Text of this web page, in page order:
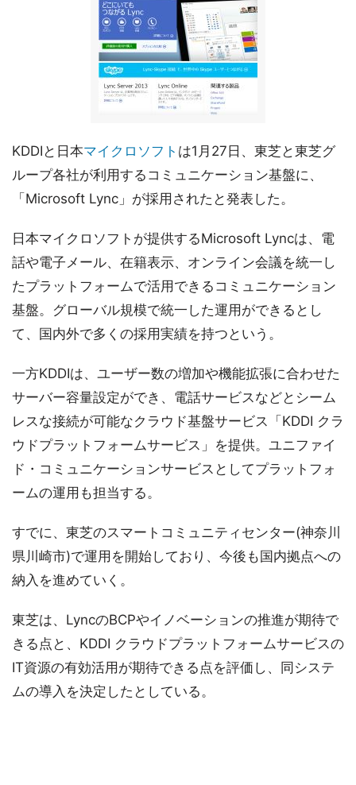
KDDIと日本マイクロソフト は1月27日、東芝と東芝グ
ループ各社が利用するコミュニケーション基盤に、
「Microsoft Lync」が採用されたと発表した。
日本マイクロソフトが提供するMicrosoft Lyncは、電
話や電子メール、在籍表示、オンライン会議を統一し
たプラットフォームで活用できるコミュニケーション
基盤。グローバル規模で統一した運用ができるとし
て、国内外で多くの採用実績を持つという。
一方KDDIは、ユーザー数の増加や機能拡張に合わせた
サーバー容量設定ができ、電話サービスなどとシーム
レスな接続が可能なクラウド基盤サービス「KDDI クラ
ウドプラットフォームサービス」を提供。ユニファイ
ド・コミュニケーションサービスとしてプラットフォ
ームの運用も担当する。
すでに、東芝のスマートコミュニティセンター(神奈川
県川崎市)で運用を開始しており、今後も国内拠点への
納入を進めていく。
東芝は、LyncのBCPやイノベーションの推進が期待で
きる点と、KDDI クラウドプラットフォームサービスの
IT資源の有効活用が期待できる点を評価し、同システ
ムの導入を決定したとしている。